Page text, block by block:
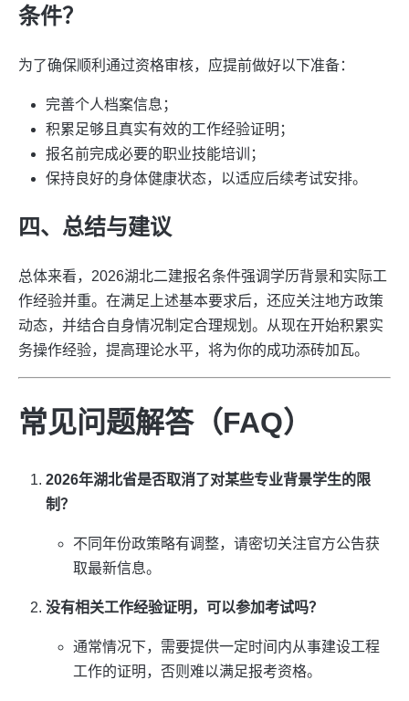
条件？
为了确保顺利通过资格审核，应提前做好以下准备：
完善个人档案信息；
积累足够且真实有效的工作经验证明；
报名前完成必要的职业技能培训；
保持良好的身体健康状态，以适应后续考试安排。
四、总结与建议
总体来看，2026湖北二建报名条件强调学历背景和实际工
作经验并重。在满足上述基本要求后，还应关注地方政策
动态，并结合自身情况制定合理规划。从现在开始积累实
务操作经验，提高理论水平，将为你的成功添砖加瓦。
常见问题解答（FAQ）
2026年湖北省是否取消了对某些专业背景学生的限
制？
不同年份政策略有调整，请密切关注官方公告获
取最新信息。
没有相关工作经验证明，可以参加考试吗？
通常情况下，需要提供一定时间内从事建设工程
工作的证明，否则难以满足报考资格。